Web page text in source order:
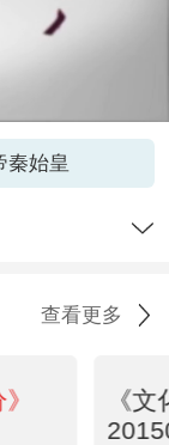
秦始皇
查看更多
《